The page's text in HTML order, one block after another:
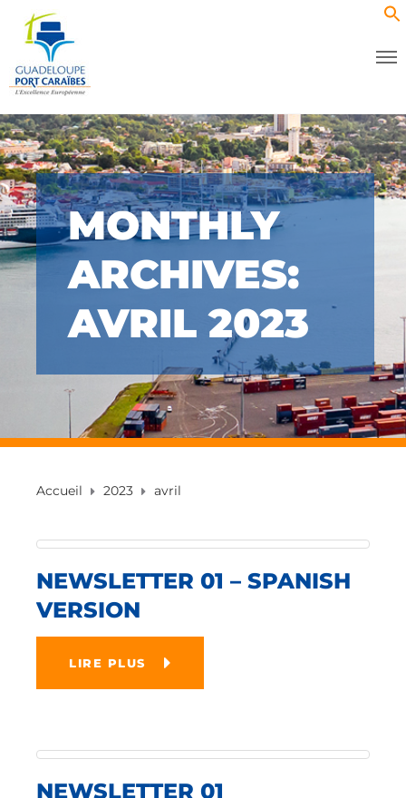
MONTHLY
ARCHIVES:
AVRIL 2023
Accueil 2023 avril
NEWSLETTER 01 – SPANISH
VERSION
LIRE PLUS
NEWSLETTER 01